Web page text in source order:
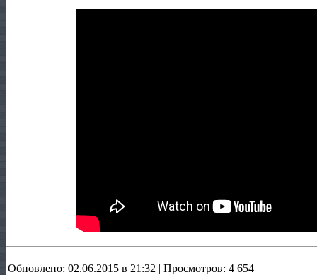
Обновлено: 02.06.2015 в 21:32 | Просмотров: 4 654